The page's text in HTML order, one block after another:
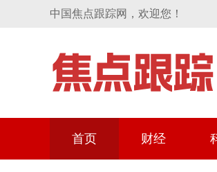
中国焦点跟踪网，欢迎您！
首页 财经